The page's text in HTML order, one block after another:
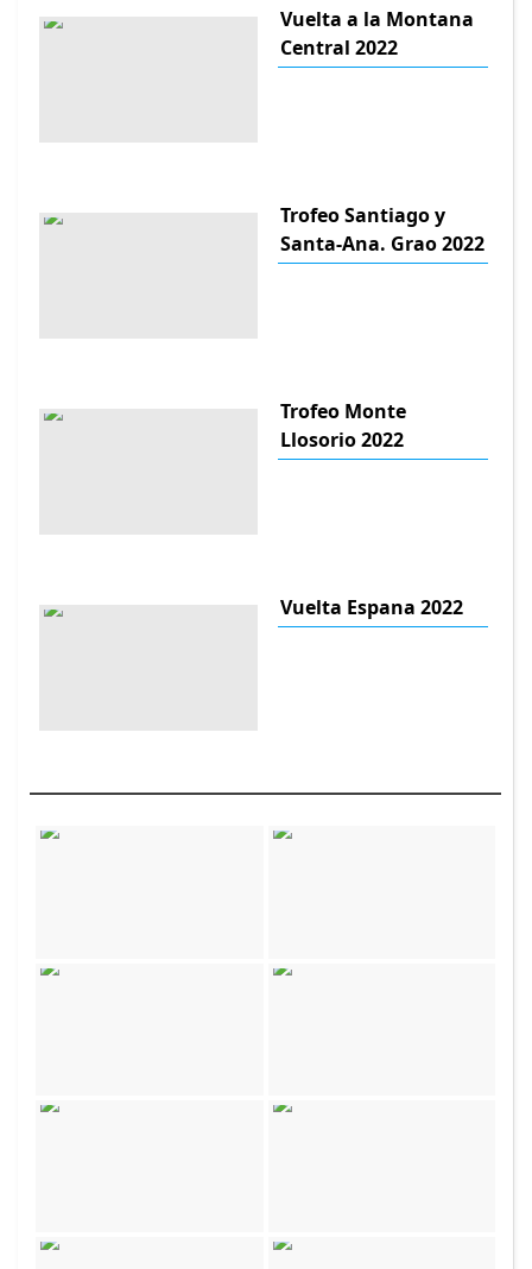
Vuelta a la Montana
Central 2022
Trofeo Santiago y
Santa-Ana. Grao 2022
Trofeo Monte
Llosorio 2022
Vuelta Espana 2022